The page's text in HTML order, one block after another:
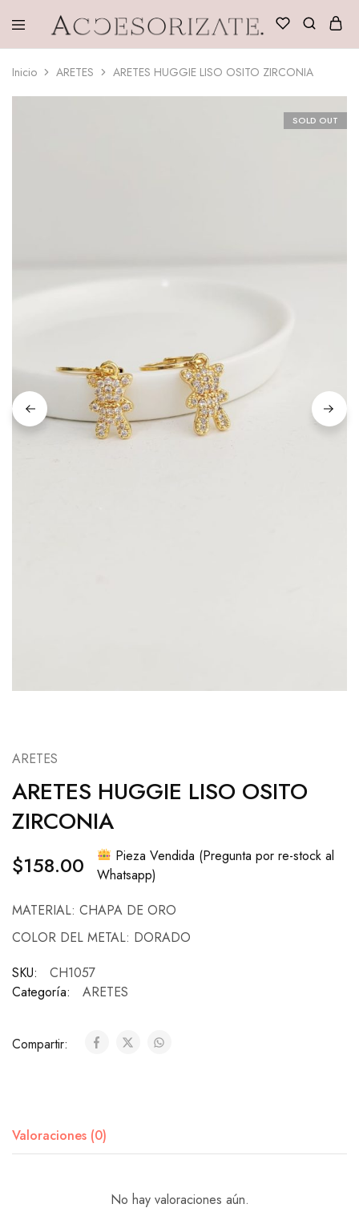
Inicio ARETES ARETES HUGGIE LISO OSITO ZIRCONIA
SOLD OUT
ARETES
ARETES HUGGIE LISO OSITO
ZIRCONIA
$158.00
Pieza Vendida (Pregunta por re-stock al
Whatsapp)
MATERIAL: CHAPA DE ORO
COLOR DEL METAL: DORADO
SKU:
CH1057
Categoría:
ARETES
Compartir:
Valoraciones (0)
No hay valoraciones aún.